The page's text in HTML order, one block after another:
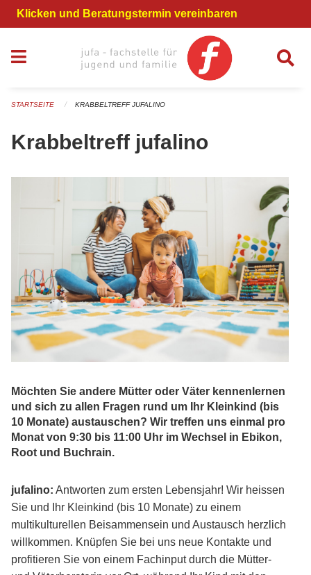
Navigation überspringen
Klicken und Beratungstermin vereinbaren
STARTSEITE KRABBELTREFF JUFALINO
Krabbeltreff jufalino
Möchten Sie andere Mütter oder Väter kennenlernen
und sich zu allen Fragen rund um Ihr Kleinkind (bis
10 Monate) austauschen? Wir treffen uns einmal pro
Monat von 9:30 bis 11:00 Uhr im Wechsel in Ebikon,
Root und Buchrain.
jufalino: Antworten zum ersten Lebensjahr! Wir heissen
Sie und Ihr Kleinkind (bis 10 Monate) zu einem
multikulturellen Beisammensein und Austausch herzlich
willkommen. Knüpfen Sie bei uns neue Kontakte und
profitieren Sie von einem Fachinput durch die Mütter-